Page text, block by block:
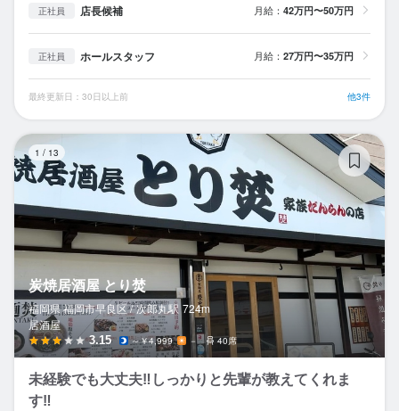
正社員 店長候補 月給： 42万円〜50万円
正社員 ホールスタッフ 月給： 27万円〜35万円
最終更新日：30日以上前 他3件
1 / 13
炭焼居酒屋 とり焚
福岡県 福岡市早良区 / 次郎丸駅 724m
居酒屋
3.15 ～￥4,999 － 40席
未経験でも大丈夫‼️しっかりと先輩が教えてくれま
す‼️